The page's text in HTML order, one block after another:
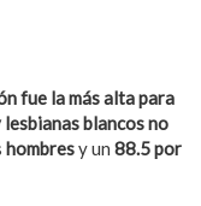
fue la más alta para
blancos no
hombresy un 88.5 por